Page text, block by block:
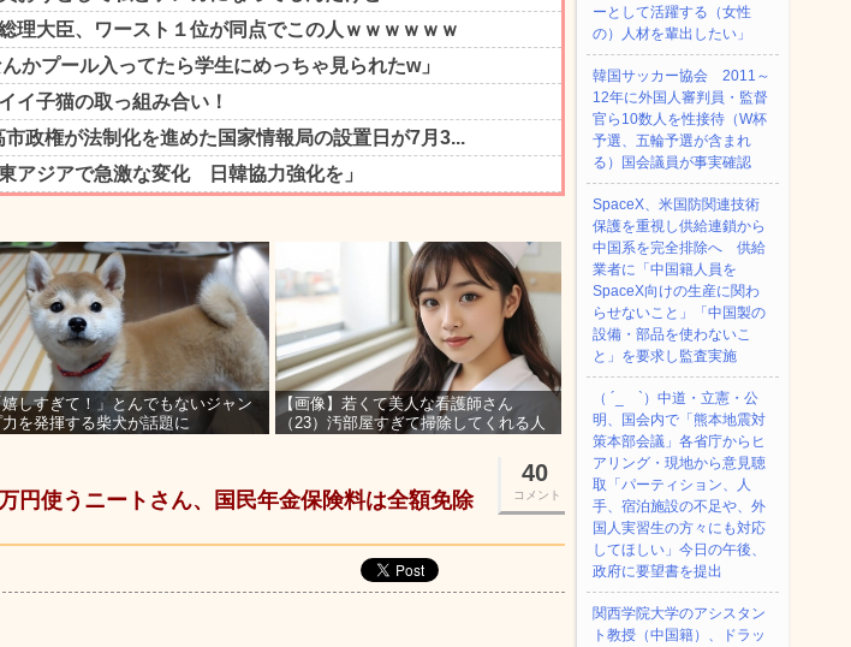
しすぎて！」とんでもないジャン
力を発揮する柴犬が話題に
【画像】若くて美人な看護師さん
（23）汚部屋すぎて掃除してくれる人
40
コメント
円使うニートさん、国民年金保険料は全額免除
ーとして活躍する（女性
の）人材を輩出したい」
韓国サッカー協会 2011～
12年に外国人審判員・監督
官ら10数人を性接待（W杯
予選、五輪予選が含まれ
る）国会議員が事実確認
SpaceX、米国防関連技術
保護を重視し供給連鎖から
中国系を完全排除へ 供給
業者に「中国籍人員を
SpaceX向けの生産に関わ
らせないこと」「中国製の
設備・部品を使わないこ
と」を要求し監査実施
（ ´_ゝ`）中道・立憲・公
明、国会内で「熊本地震対
策本部会議」各省庁からヒ
アリング・現地から意見聴
取「パーティション、人
手、宿泊施設の不足や、外
国人実習生の方々にも対応
してほしい」今日の午後、
政府に要望書を提出
関西学院大学のアシスタン
ト教授（中国籍）、ドラッ